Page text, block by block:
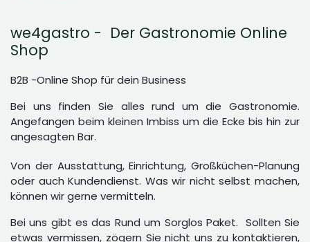
we4gastro - Der Gastronomie Online
Shop
B2B -Online Shop für dein Business
Bei uns finden Sie alles rund um die Gastronomie.
Angefangen beim kleinen Imbiss um die Ecke bis hin zur
angesagten Bar.
Von der Ausstattung, Einrichtung, Großküchen-Planung
oder auch Kundendienst. Was wir nicht selbst machen,
können wir gerne vermitteln.
Bei uns gibt es das Rund um Sorglos Paket. Sollten Sie
etwas vermissen, zögern Sie nicht uns zu kontaktieren,